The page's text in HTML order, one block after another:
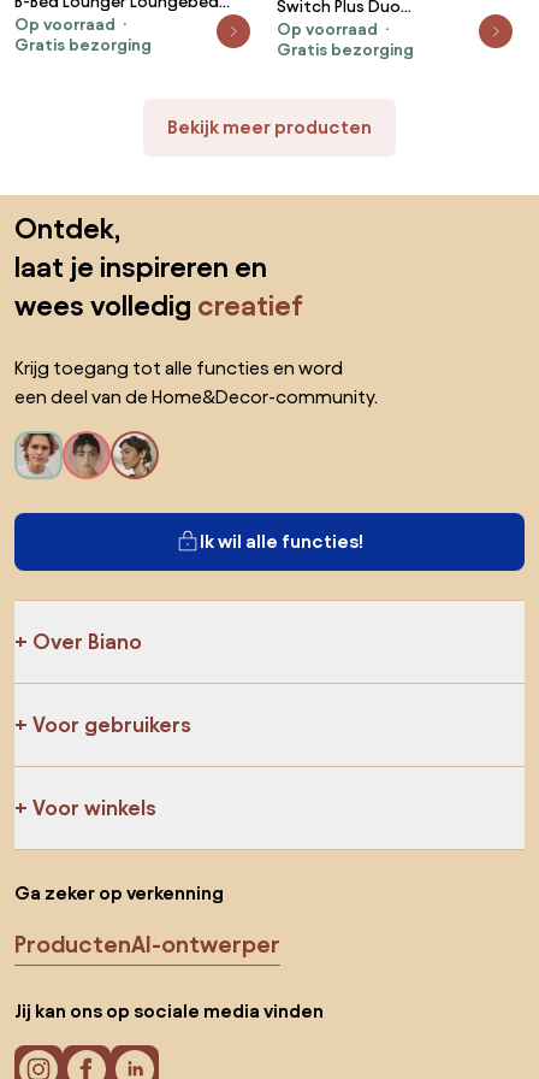
Outdoor - Pastel Grijs
Op voorraad
Gratis bezorging
Switch Plus Duo
Loungebed Outdoor - Rood
Op voorraad
Gratis bezorging
Bekijk meer producten
Ontdek,
laat je inspireren en
wees volledig creatief
Krijg toegang tot alle functies en word
een deel van de Home&Decor-community.
Ik wil alle functies!
Over Biano
Voor gebruikers
Voor winkels
Ga zeker op verkenning
ProductenAI-ontwerper
Jij kan ons op sociale media vinden